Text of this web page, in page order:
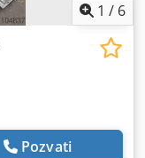
1 / 6
Pozvati